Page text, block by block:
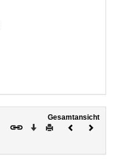
Gesamtansicht
Download
DruckenVorheriges